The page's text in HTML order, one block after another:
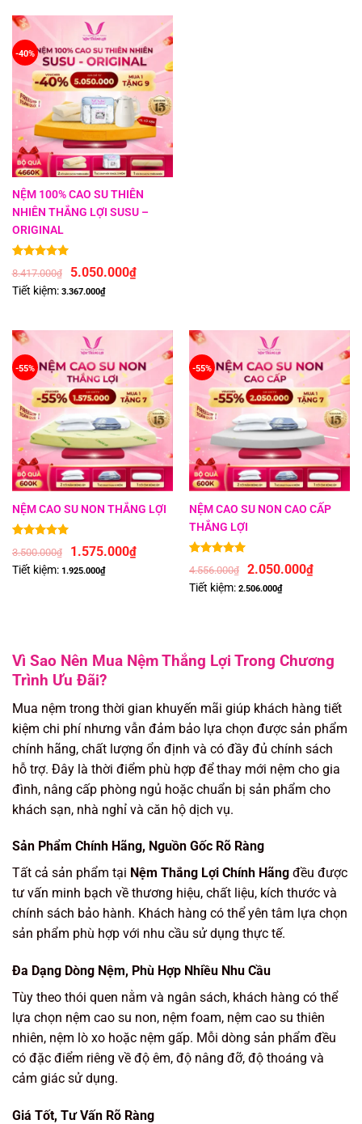
-40%
NỆM 100% CAO SU THIÊN
NHIÊN THẮNG LỢI SUSU –
ORIGINAL
5.00trên 5 dựa trên
2 đánh giá
8.417.000₫ 5.050.000₫
Tiết kiệm: 3.367.000₫
-55%
NỆM CAO SU NON THẮNG LỢI
5.00 trên 5 dựa trên
4 đánh giá
3.500.000₫ 1.575.000₫
Tiết kiệm: 1.925.000₫
-55%
NỆM CAO SU NON CAO CẤP
THẮNG LỢI
5.00 trên 5 dựa trên
1 đánh giá
4.556.000₫ 2.050.000₫
Tiết kiệm: 2.506.000₫
Vì Sao Nên Mua Nệm Thắng Lợi Trong Chương
Trình Ưu Đãi?
Mua nệm trong thời gian khuyến mãi giúp khách hàng tiết
kiệm chi phí nhưng vẫn đảm bảo lựa chọn được sản phẩm
chính hãng, chất lượng ổn định và có đầy đủ chính sách
hỗ trợ. Đây là thời điểm phù hợp để thay mới nệm cho gia
đình, nâng cấp phòng ngủ hoặc chuẩn bị sản phẩm cho
khách sạn, nhà nghỉ và căn hộ dịch vụ.
Sản Phẩm Chính Hãng, Nguồn Gốc Rõ Ràng
Tất cả sản phẩm tại Nệm Thắng Lợi Chính Hãng đều được
tư vấn minh bạch về thương hiệu, chất liệu, kích thước và
chính sách bảo hành. Khách hàng có thể yên tâm lựa chọn
sản phẩm phù hợp với nhu cầu sử dụng thực tế.
Đa Dạng Dòng Nệm, Phù Hợp Nhiều Nhu Cầu
Tùy theo thói quen nằm và ngân sách, khách hàng có thể
lựa chọn nệm cao su non, nệm foam, nệm cao su thiên
nhiên, nệm lò xo hoặc nệm gấp. Mỗi dòng sản phẩm đều
có đặc điểm riêng về độ êm, độ nâng đỡ, độ thoáng và
cảm giác sử dụng.
Giá Tốt, Tư Vấn Rõ Ràng